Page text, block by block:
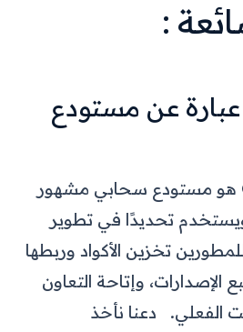
:
هل GITHUB عبارة عن مستودع
نعم، بالطبع GitHub هو مستودع سحابي مشهور
تحديدًا في تطوير
تخزين الأكواد وربطها
الإصدارات، وإتاحة التعاون
الفعلي.
دعنا نأخذ